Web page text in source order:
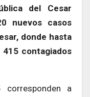
del Cesar
nuevos casos
donde hasta
contagiados
a